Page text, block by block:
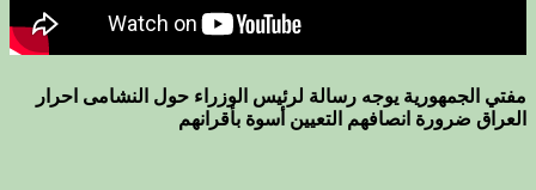
مفتي الجمهورية يوجه رسالة لرئيس الوزراء حول النشامى احرار
العراق ضرورة انصافهم التعيين أسوة بأقرانهم